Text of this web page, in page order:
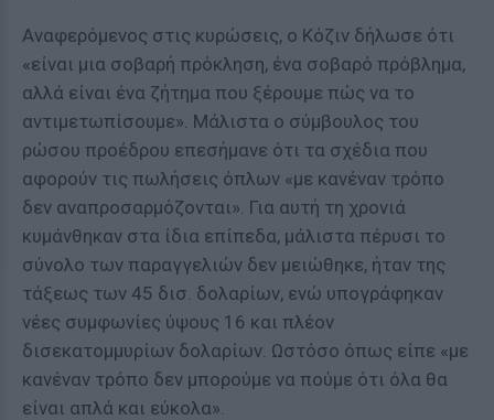
Αναφερόμενος στις κυρώσεις, ο Κόζιν δήλωσε ότι
«είναι μια σοβαρή πρόκληση, ένα σοβαρό πρόβλημα,
αλλά είναι ένα ζήτημα που ξέρουμε πώς να το
αντιμετωπίσουμε». Μάλιστα ο σύμβουλος του
ρώσου προέδρου επεσήμανε ότι τα σχέδια που
αφορούν τις πωλήσεις όπλων «με κανέναν τρόπο
δεν αναπροσαρμόζονται». Για αυτή τη χρονιά
κυμάνθηκαν στα ίδια επίπεδα, μάλιστα πέρυσι το
σύνολο των παραγγελιών δεν μειώθηκε, ήταν της
τάξεως των 45 δισ. δολαρίων, ενώ υπογράφηκαν
νέες συμφωνίες ύψους 16 και πλέον
δισεκατομμυρίων δολαρίων. Ωστόσο όπως είπε «με
κανέναν τρόπο δεν μπορούμε να πούμε ότι όλα θα
είναι απλά και εύκολα».